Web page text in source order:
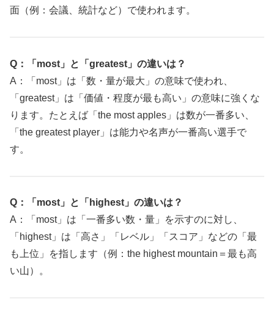
面（例：会議、統計など）で使われます。
Q：「most」と「greatest」の違いは？
A：「most」は「数・量が最大」の意味で使われ、
「greatest」は「価値・程度が最も高い」の意味に強くな
ります。たとえば「the most apples」は数が一番多い、
「the greatest player」は能力や名声が一番高い選手で
す。
Q：「most」と「highest」の違いは？
A：「most」は「一番多い数・量」を示すのに対し、
「highest」は「高さ」「レベル」「スコア」などの「最
も上位」を指します（例：the highest mountain＝最も高
い山）。